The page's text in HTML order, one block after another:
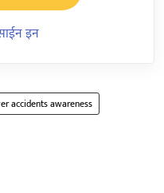
इन
accidents awareness